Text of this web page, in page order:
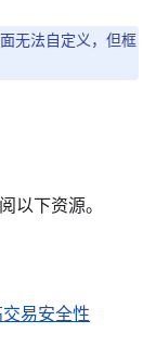
无法自定义，但框
以下资源。
易安全性